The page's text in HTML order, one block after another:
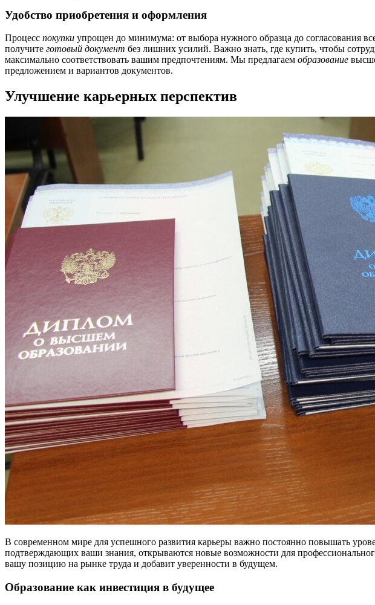
Удобство приобретения и оформления
Процесс покупки упрощен до минимума: от выбора нужного образца до согласования
получите готовый документ без лишних усилий. Важно знать, где купить, чтобы
максимально соответствовать вашим предпочтениям. Мы предлагаем образование
предложением и вариантов документов.
Улучшение карьерных перспектив
В современном мире для успешного развития карьеры важно постоянно повышать
подтверждающих ваши знания, открываются новые возможности для
вашу позицию на рынке труда и добавит уверенности в будущем.
Образование как инвестиция в будущее